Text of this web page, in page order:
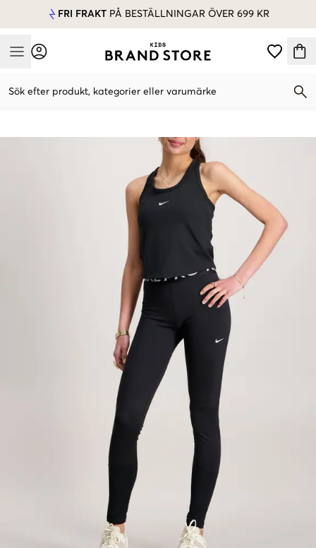
FRI FRAKT PÅ BESTÄLLNINGAR ÖVER 699 KR
Mobile Menu
Sök efter produkt, kategorier eller varumärke